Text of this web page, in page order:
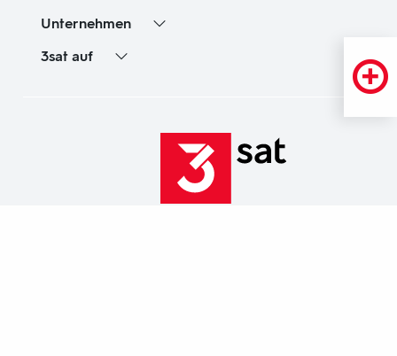
Unternehmen
3sat auf